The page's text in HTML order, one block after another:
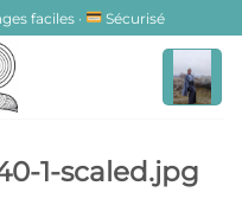
faciles · Sécurisé
1-scaled.jpg